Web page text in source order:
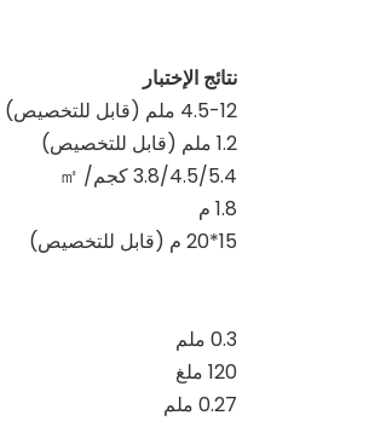
نتائج الإختبار
4.5-12 ملم (قابل للتخصيص)
1.2 ملم (قابل للتخصيص)
3.8/4.5/5.4 كجم/
㎡
1.8 م
15*20 م (قابل للتخصيص)
0.3 ملم
120 ملغ
0.27 ملم